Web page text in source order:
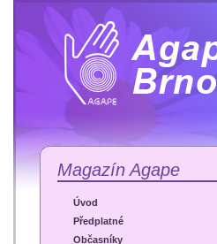
Magazín Agape
Úvod
Předplatné
Občasníky